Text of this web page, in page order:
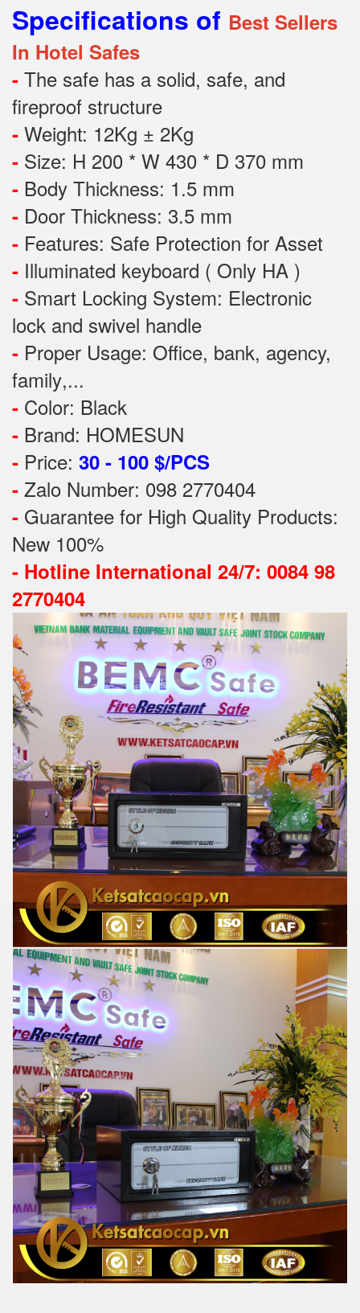
Specifications of Best Sellers
In Hotel Safes
- The safe has a solid, safe, and
fireproof structure
- Weight: 12Kg ± 2Kg
- Size: H 200 * W 430 * D 370 mm
- Body Thickness: 1.5 mm
- Door Thickness: 3.5 mm
- Features: Safe Protection for Asset
- Illuminated keyboard ( Only HA )
- Smart Locking System: Electronic
lock and swivel handle
- Proper Usage: Office, bank, agency,
family,...
- Color: Black
- Brand: HOMESUN
- Price: 30 - 100 $/PCS
- Zalo Number: 098 2770404
- Guarantee for High Quality Products:
New 100%
- Hotline International 24/7: 0084 98
2770404